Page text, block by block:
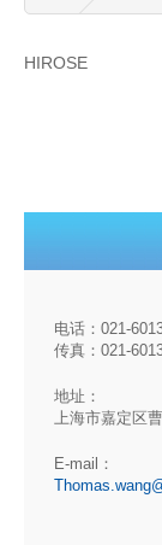
HIROSE
电话：021-
传真：021-
地址：
上海市嘉定区
E-mail：